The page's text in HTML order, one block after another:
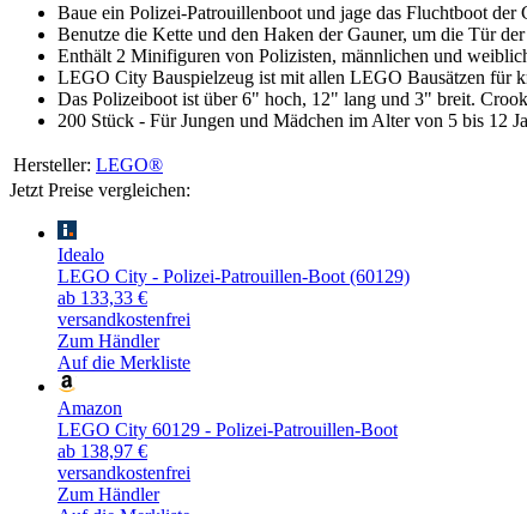
Baue ein Polizei-Patrouillenboot und jage das Fluchtboot der
Benutze die Kette und den Haken der Gauner, um die Tür
Enthält 2 Minifiguren von Polizisten, männlichen und
LEGO City Bauspielzeug ist mit allen LEGO Bausätzen für
Das Polizeiboot ist über 6" hoch, 12" lang und 3" breit.
200 Stück - Für Jungen und Mädchen im Alter von 5 bis 12
Hersteller: LEGO®
Jetzt Preise vergleichen:
Idealo
LEGO City - Polizei-Patrouillen-Boot (60129)
ab 133,33 €
versandkostenfrei
Zum Händler
Auf die Merkliste
Amazon
LEGO City 60129 - Polizei-Patrouillen-Boot
ab 138,97 €
versandkostenfrei
Zum Händler